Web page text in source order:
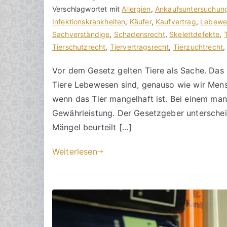
r
a
k
R
c
h
t
s
a
w
l
e
a
g
v
e
ö
f
f
e
n
l
c
t
Verschlagwortet mit Allergien,
Infektionskrankheiten, Käufer, Kaufvertrag,
Sachverständige, Schadensrecht, Skelettdefekte,
Tierschutzrecht, Tiervertragsrecht, Tierzuchtrecht,
K
o
m
m
n
t
a
r
e
Ein
mit
Vor dem Gesetz gelten Tiere als Sache.
Tiere Lebewesen sind, genauso wie wir
wenn das Tier mangelhaft ist. Bei einem
Gewährleistung. Der Gesetzgeber
Mängel beurteilt […]
Weiterlesen